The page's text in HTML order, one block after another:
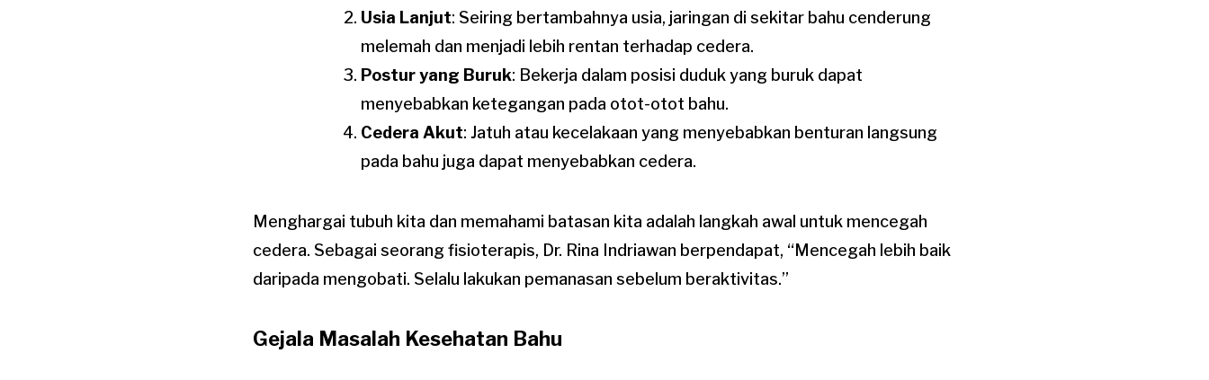
Usia Lanjut: Seiring bertambahnya usia, jaringan di sekitar bahu cenderung
melemah dan menjadi lebih rentan terhadap cedera.
Postur yang Buruk: Bekerja dalam posisi duduk yang buruk dapat
menyebabkan ketegangan pada otot-otot bahu.
Cedera Akut: Jatuh atau kecelakaan yang menyebabkan benturan langsung
pada bahu juga dapat menyebabkan cedera.
Menghargai tubuh kita dan memahami batasan kita adalah langkah awal untuk mencegah
cedera. Sebagai seorang fisioterapis, Dr. Rina Indriawan berpendapat, “Mencegah lebih baik
daripada mengobati. Selalu lakukan pemanasan sebelum beraktivitas.”
Gejala Masalah Kesehatan Bahu